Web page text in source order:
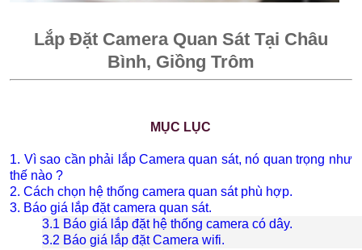
Lắp Đặt Camera Quan Sát Tại Châu
Bình, Giồng Trôm
MỤC LỤC
1. Vì sao cần phải lắp Camera quan sát, nó quan trọng như
thế nào ?
2. Cách chọn hệ thống camera quan sát phù hợp.
3. Báo giá lắp đặt camera quan sát.
3.1 Báo giá lắp đặt hệ thống camera có dây.
3.2 Báo giá lắp đặt Camera wifi.